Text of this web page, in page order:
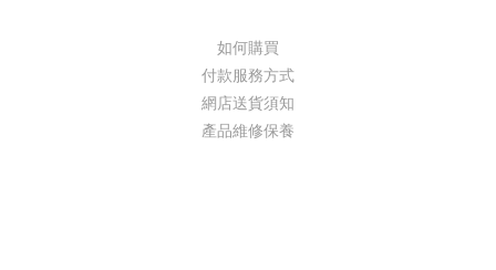
如何購買
付款服務方式
網店送貨須知
產品維修保養